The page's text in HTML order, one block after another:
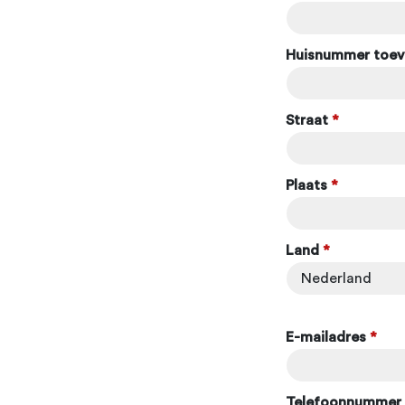
Huisnummer
Straat *
Plaats *
Land *
E-mailadres *